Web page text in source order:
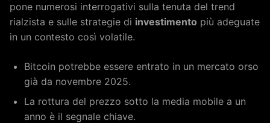
pone numerosi interrogativi sulla tenuta del trend
rialzista e sulle strategie di investimento più adeguate
in un contesto così volatile.
Bitcoin potrebbe essere entrato in un mercato orso
già da novembre 2025.
La rottura del prezzo sotto la media mobile a un
anno è il segnale chiave.